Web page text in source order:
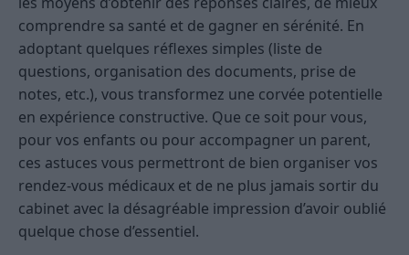
comprendre sa santé et de gagner en sérénité. En
adoptant quelques réflexes simples (liste de
questions, organisation des documents, prise de
notes, etc.), vous transformez une corvée potentielle
en expérience constructive. Que ce soit pour vous,
pour vos enfants ou pour accompagner un parent,
ces astuces vous permettront de bien organiser vos
rendez-vous médicaux et de ne plus jamais sortir du
cabinet avec la désagréable impression d’avoir oublié
quelque chose d’essentiel.